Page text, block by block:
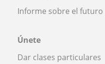
Informe sobre el futuro
Únete
Dar clases particulares